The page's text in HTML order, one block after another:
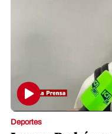
Deportes